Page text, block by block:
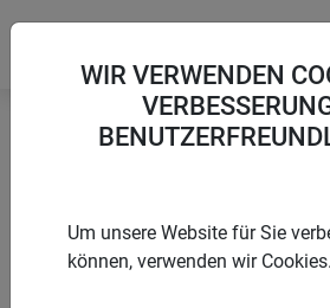
WIR VERWENDEN
Um unsere Website für Sie
können, verwenden wir Cookies.